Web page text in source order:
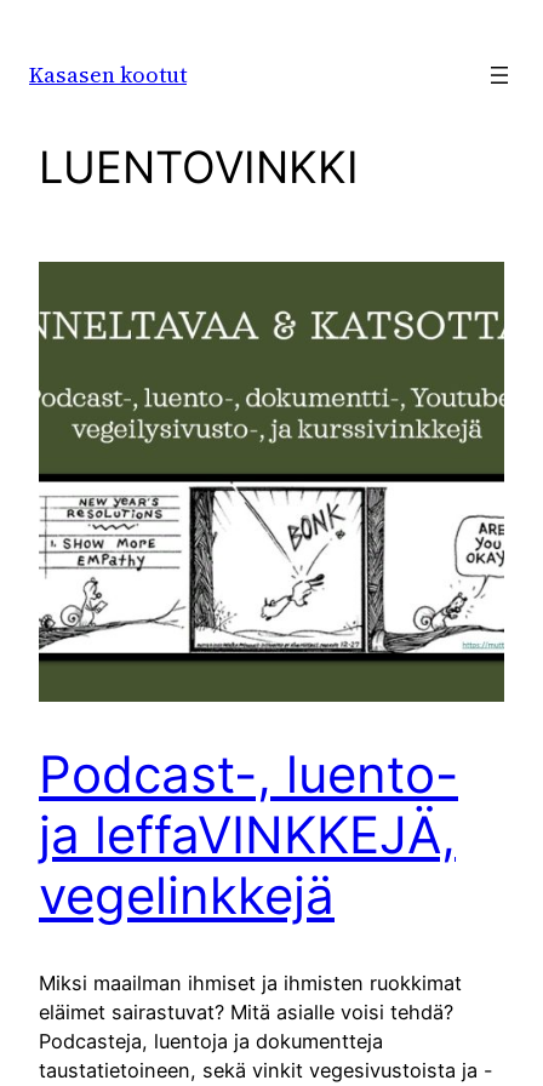
Kasasen kootut
LUENTOVINKKI
Podcast-, luento-
ja leffaVINKKEJÄ,
vegelinkkejä
Miksi maailman ihmiset ja ihmisten ruokkimat
eläimet sairastuvat? Mitä asialle voisi tehdä?
Podcasteja, luentoja ja dokumentteja
taustatietoineen, sekä vinkit vegesivustoista ja -